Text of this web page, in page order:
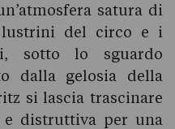
satura di
del circo e i
sotto lo sguardo
dalla gelosia della
si lascia trascinare
e distruttiva per una